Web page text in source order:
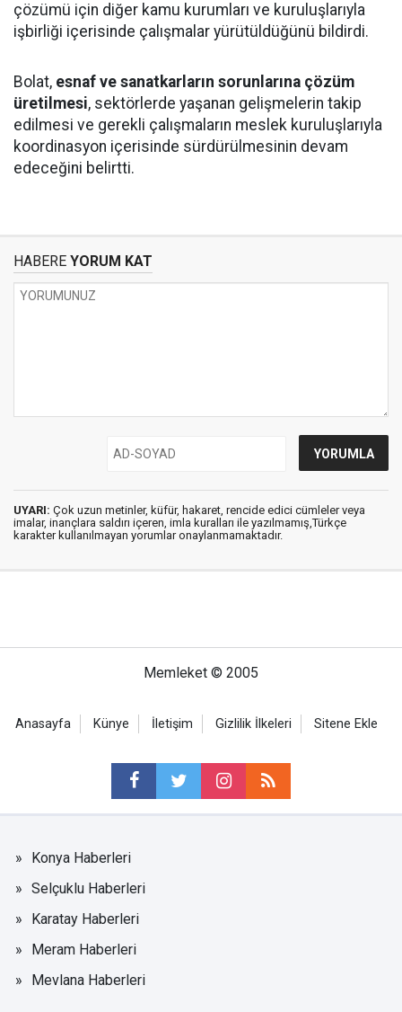
çözümü için diğer kamu kurumları ve kuruluşlarıyla
işbirliği içerisinde çalışmalar yürütüldüğünü bildirdi.
Bolat, esnaf ve sanatkarların sorunlarına çözüm
üretilmesi, sektörlerde yaşanan gelişmelerin takip
edilmesi ve gerekli çalışmaların meslek kuruluşlarıyla
koordinasyon içerisinde sürdürülmesinin devam
edeceğini belirtti.
HABERE YORUM KAT
UYARI: Çok uzun metinler, küfür, hakaret, rencide edici cümleler veya
imalar, inançlara saldırı içeren, imla kuralları ile yazılmamış,Türkçe
karakter kullanılmayan yorumlar onaylanmamaktadır.
Memleket © 2005
Anasayfa Künye İletişim Gizlilik İlkeleri Sitene Ekle
Konya Haberleri
Selçuklu Haberleri
Karatay Haberleri
Meram Haberleri
Mevlana Haberleri